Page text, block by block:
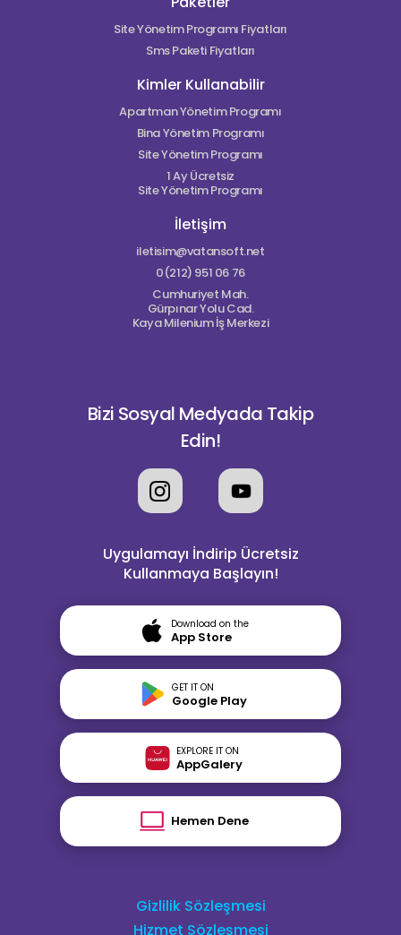
Site Yönetim Programı Fiyatları
Sms Paketi Fiyatları
Kimler Kullanabilir
Apartman Yönetim Programı
Bina Yönetim Programı
Site Yönetim Programı
1 Ay Ücretsiz
Site Yönetim Programı
İletişim
iletisim@vatansoft.net
0(212) 951 06 76
Cumhuriyet Mah.
Gürpınar Yolu Cad.
Kaya Milenium İş Merkezi
Bizi Sosyal Medyada Takip
Edin!
Uygulamayı İndirip Ücretsiz
Kullanmaya Başlayın!
Download on the
App Store
GET IT ON
Google Play
EXPLORE IT ON
AppGalery
Hemen Dene
Gizlilik Sözleşmesi
Hizmet Sözleşmesi